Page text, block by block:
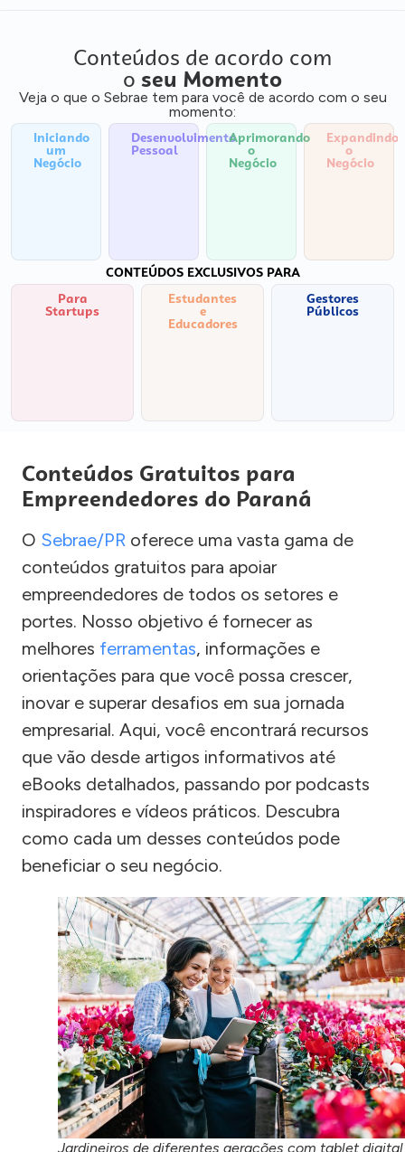
Conteúdos de acordo com
o seu Momento
Veja o que o Sebrae tem para você de acordo com o seu
momento:
Iniciando
um
Negócio
Desenvolvimento
Pessoal
Aprimorando
o
Negócio
Expandindo
o
Negócio
CONTEÚDOS EXCLUSIVOS PARA
Para
Startups
Estudantes
e
Educadores
Gestores
Públicos
Conteúdos Gratuitos para
Empreendedores do Paraná
O Sebrae/PR oferece uma vasta gama de
conteúdos gratuitos para apoiar
empreendedores de todos os setores e
portes. Nosso objetivo é fornecer as
melhores ferramentas, informações e
orientações para que você possa crescer,
inovar e superar desafios em sua jornada
empresarial. Aqui, você encontrará recursos
que vão desde artigos informativos até
eBooks detalhados, passando por podcasts
inspiradores e vídeos práticos. Descubra
como cada um desses conteúdos pode
beneficiar o seu negócio.
Jardineiros de diferentes gerações com tablet digital